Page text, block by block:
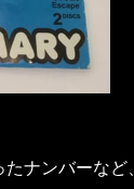
ナンバーなど、